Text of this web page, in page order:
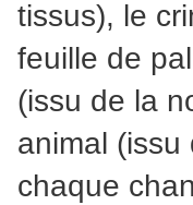
tissus), le
feuille de
(issu de la
animal (issu
chaque